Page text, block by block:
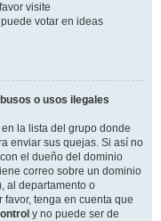
visite
votar en ideas
o usos ilegales
la lista del grupo donde
enviar sus quejas. Si así no
el dueño del dominio
correo sobre un dominio
al departamento o
tenga en cuenta que
y no puede ser de